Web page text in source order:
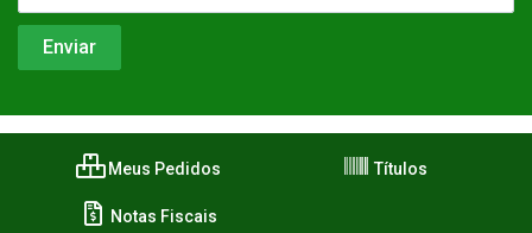
Meus Pedidos Títulos
Notas Fiscais